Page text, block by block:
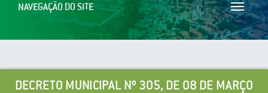
Toggle
NAVEGAÇÃO DO SITE
DECRETO MUNICIPAL Nº 305, DE 08 DE MARÇO